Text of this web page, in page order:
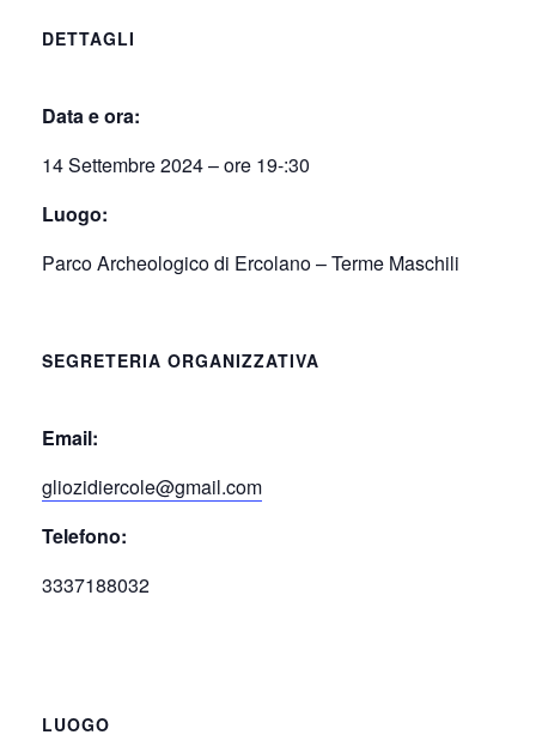
DETTAGLI
Data e ora:
14 Settembre 2024 – ore 19-:30
Luogo:
Parco Archeologico di Ercolano – Terme Maschili
SEGRETERIA ORGANIZZATIVA
Email:
gliozidiercole@gmail.com
Telefono:
3337188032
LUOGO